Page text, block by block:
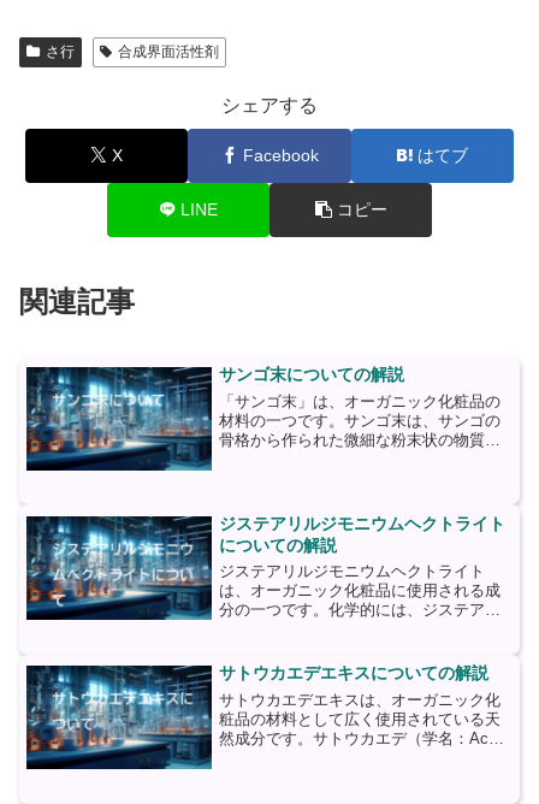
さ行 合成界面活性剤
シェアする
X Facebook はてブ
LINE コピー
関連記事
サンゴ末についての解説
「サンゴ末」は、オーガニック化粧品の
材料の一つです。サンゴ末は、サンゴの
骨格から作られた微細な粉末状の物質で
シウムやマグネシウム、亜...
ジステアリルジモニウムヘクトライト
についての解説
ジステアリルジモニウムヘクトライト
は、オーガニック化粧品に使用される成
分の一つです。化学的には、ジステアリ
機能します。ジステアリルジモニウムヘ
クトライトは、植物由来のス...
サトウカエデエキスについての解説
サトウカエデエキスは、オーガニック化
粧品の材料として広く使用されている天
然成分です。サトウカエデ（学名：Acer